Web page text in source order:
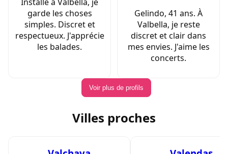
garde les choses
simples. Discret et
respectueux. J'apprécie
les balades.
Gelindo, 41 ans. À
Valbella, je reste
discret et clair dans
mes envies. J'aime les
concerts.
Voir plus de profils
Villes proches